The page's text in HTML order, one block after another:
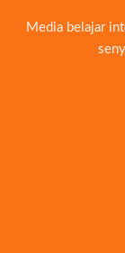
Media belajar